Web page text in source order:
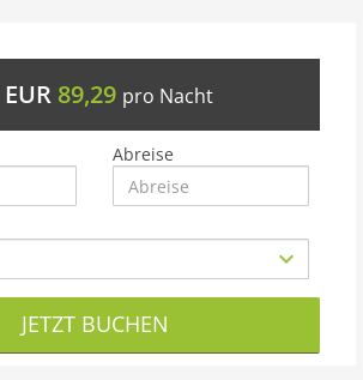
EUR 89,29 pro Nacht
Abreise
JETZT BUCHEN